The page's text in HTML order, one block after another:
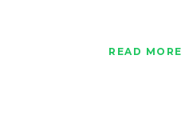
READ MORE